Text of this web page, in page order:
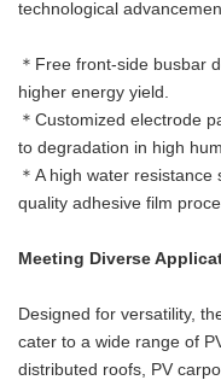
technological
＊Free front-side busbar
higher energy yield.
＊Customized electrode
to degradation in high
＊A high water
quality adhesive film
Meeting Diverse
Designed for versatility,
cater to a wide range of
distributed roofs, PV